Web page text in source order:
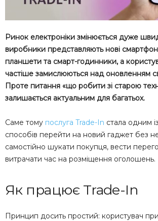
Ринок електроніки змінюється дуже
виробники представляють нові
планшети та смарт-годинники, а
частіше замислюються над оновленням
Проте питання «що робити зі старою
залишається актуальним для багатьох.
Саме тому послуга Trade-In стала одним
способів перейти на новий гаджет без
самостійно шукати покупця, вести
витрачати час на розміщення оголошень.
Як працює Trade-In
Принцип досить простий: користувач